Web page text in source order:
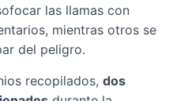
las llamas con
mientras otros se
del peligro.
recopilados, dos